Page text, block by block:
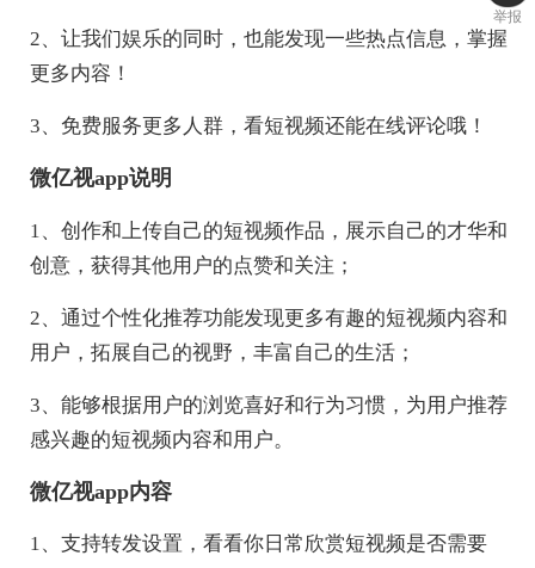
2、让我们娱乐的同时，也能发现一些热点信息，掌握
更多内容！
3、免费服务更多人群，看短视频还能在线评论哦！
微亿视app说明
1、创作和上传自己的短视频作品，展示自己的才华和
创意，获得其他用户的点赞和关注；
2、通过个性化推荐功能发现更多有趣的短视频内容和
用户，拓展自己的视野，丰富自己的生活；
3、能够根据用户的浏览喜好和行为习惯，为用户推荐
感兴趣的短视频内容和用户。
微亿视app内容
1、支持转发设置，看看你日常欣赏短视频是否需要
举报